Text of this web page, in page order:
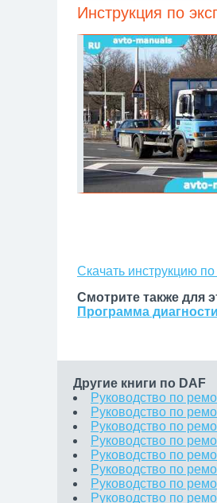
Инструкция по
Скачать инструкцию
Смотрите также для
Программа
Другие книги по DAF
Руководство по
Руководство по
Руководство по
Руководство по
Руководство по
Руководство по
Руководство по
Руководство по